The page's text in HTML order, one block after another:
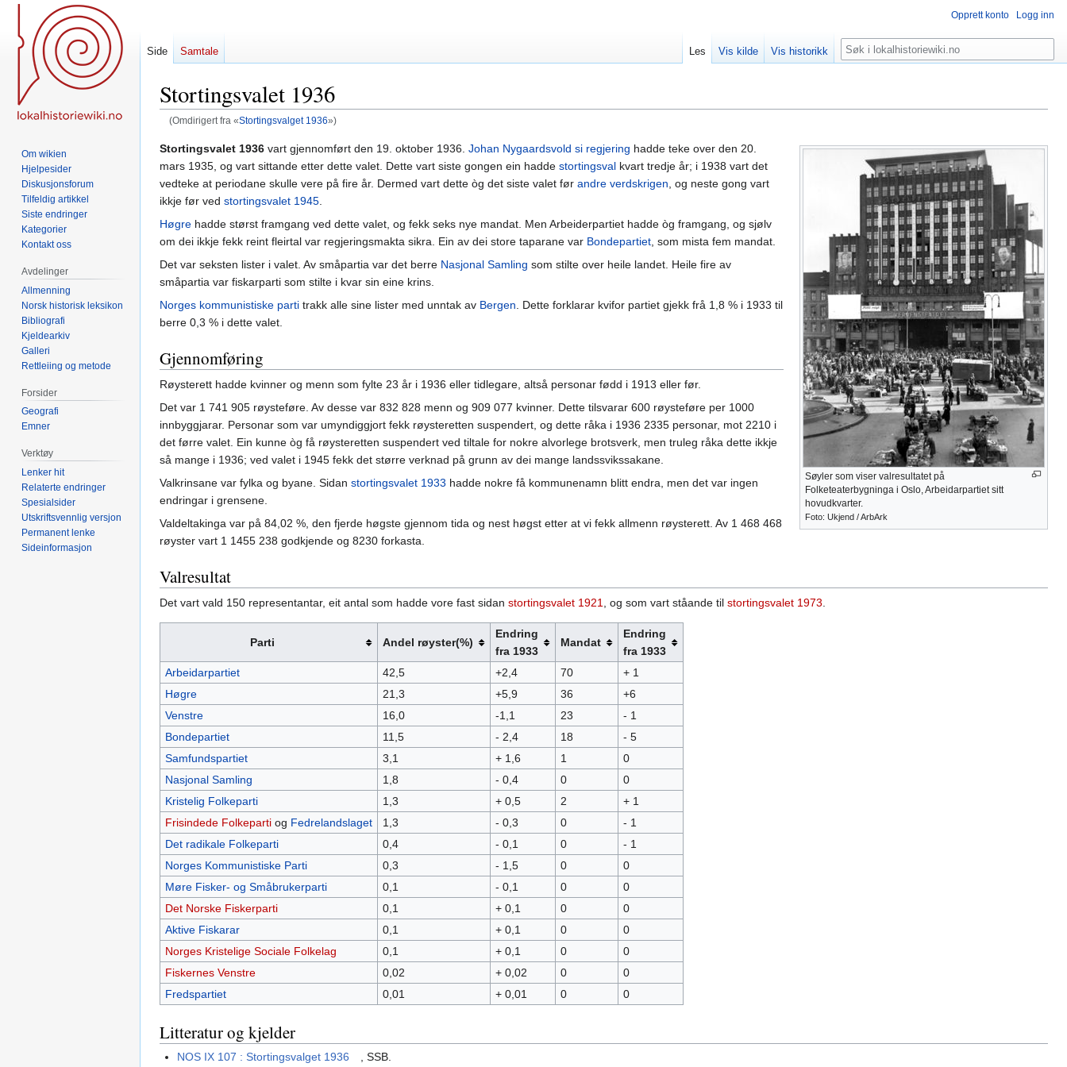
Stortingsvalet 1936
(Omdirigert fra «Stortingsvalget 1936»)
Hopp
til
navigering
Hopp
til
søk
Søyler som viser valresultatet på
Folketeaterbygninga i Oslo, Arbeidarpartiet sitt
hovudkvarter.
Foto: Ukjend / ArbArk
Stortingsvalet 1936 vart gjennomført den 19. oktober 1936. Johan Nygaardsvold si regjering hadde teke over den 20.
mars 1935, og vart sittande etter dette valet. Dette vart siste gongen ein hadde stortingsval kvart tredje år; i 1938 vart det
vedteke at periodane skulle vere på fire år. Dermed vart dette òg det siste valet før andre verdskrigen , og neste gong vart
ikkje før ved stortingsvalet 1945
Høgre hadde størst framgang ved dette valet, og fekk seks nye mandat. Men Arbeiderpartiet hadde òg framgang, og sjølv
om dei ikkje fekk reint fleirtal var regjeringsmakta sikra. Ein av dei store taparane var Bondepartiet , som mista fem mandat.
Det var seksten lister i valet. Av småpartia var det berre Nasjonal Samling som stilte over heile landet. Heile fire av
småpartia var fiskarparti som stilte i kvar sin eine krins.
Norges kommunistiske parti trakk alle sine lister med unntak av Bergen . Dette forklarar kvifor partiet gjekk frå 1,8 % i 1933 til
berre 0,3 % i dette valet.
Gjennomføring
Røysterett hadde kvinner og menn som fylte 23 år i 1936 eller tidlegare, altså personar fødd i 1913 eller før.
Det var 1 741 905 røysteføre. Av desse var 832 828 menn og 909 077 kvinner. Dette tilsvarar 600 røysteføre per 1000
innbyggjarar. Personar som var umyndiggjort fekk røysteretten suspendert, og dette råka i 1936 2335 personar, mot 2210 i
det førre valet. Ein kunne òg få røysteretten suspendert ved tiltale for nokre alvorlege brotsverk, men truleg råka dette ikkje
så mange i 1936; ved valet i 1945 fekk det større verknad på grunn av dei mange landssvikssakane.
Valkrinsane var fylka og byane. Sidan stortingsvalet 1933 hadde nokre få kommunenamn blitt endra, men det var ingen
endringar i grensene.
Valdeltakinga var på 84,02 %, den fjerde høgste gjennom tida og nest høgst etter at vi fekk allmenn røysterett. Av 1 468 468
røyster vart 1 1455 238 godkjende og 8230 forkasta.
Valresultat
Det vart vald 150 representantar, eit antal som hadde vore fast sidan stortingsvalet 1921 , og som vart ståande til stortingsvalet 1973
Parti Andel røyster(%)
Endring
fra 1933
Mandat
Endring
fra 1933
Arbeidarpartiet
42,5 +2,4 70
+ 1
Høgre
21,3 +5,9 36
+6
Venstre
16,0 -1,1 23
- 1
Bondepartiet
11,5 - 2,4 18
- 5
Samfundspartiet
3,1 + 1,6 1
0
Nasjonal Samling
1,8 - 0,4 0
0
Kristelig Folkeparti
1,3 + 0,5 2
+ 1
Frisindede Folkepartiog Fedrelandslaget 1,3 - 0,3 0
- 1
Det radikale Folkeparti
0,4 - 0,1 0
- 1
Norges Kommunistiske Parti
0,3 - 1,5 0
0
Møre Fisker- og Småbrukerparti
0,1 - 0,1 0
0
Det Norske Fiskerparti
0,1 + 0,1 0
0
Aktive Fiskarar
0,1 + 0,1 0
0
Norges Kristelige Sociale Folkelag
0,1 + 0,1 0
0
Fiskernes Venstre
0,02 + 0,02 0
0
Fredspartiet
0,01 + 0,01 0 0
Litteratur og kjelder
NOS IX 107 : Stortingsvalget 1936 , SSB.
Opprett konto Logg inn
Side Samtale Les Vis kilde Vis historikk Søk
Om wikien
Hjelpesider
Diskusjonsforum
Tilfeldig artikkel
Siste endringer
Kategorier
Kontakt oss
Avdelinger
Allmenning
Norsk historisk leksikon
Bibliografi
Kjeldearkiv
Galleri
Rettleiing og metode
Forsider
Geografi
Emner
Verktøy
Lenker hit
Relaterte endringer
Spesialsider
Utskriftsvennlig versjon
Permanent lenke
Sideinformasjon